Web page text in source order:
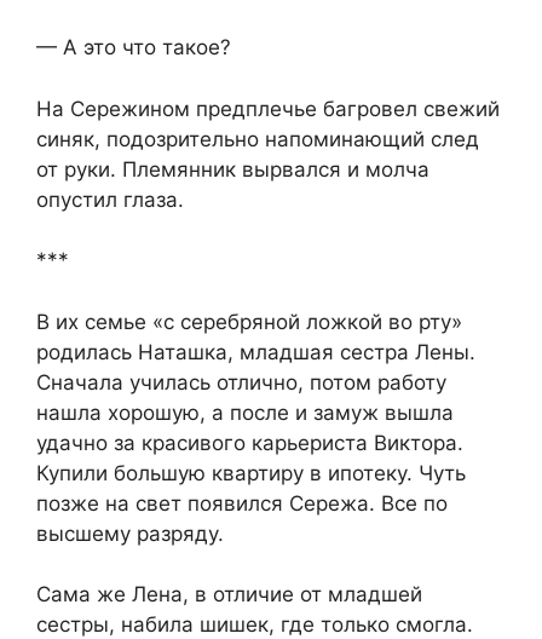
— А это что такое?
На Сережином предплечье багровел свежий
синяк, подозрительно напоминающий след
от руки. Племянник вырвался и молча
опустил глаза.
***
В их семье «с серебряной ложкой во рту»
родилась Наташка, младшая сестра Лены.
Сначала училась отлично, потом работу
нашла хорошую, а после и замуж вышла
удачно за красивого карьериста Виктора.
Купили большую квартиру в ипотеку. Чуть
позже на свет появился Сережа. Все по
высшему разряду.
Сама же Лена, в отличие от младшей
сестры, набила шишек, где только смогла.